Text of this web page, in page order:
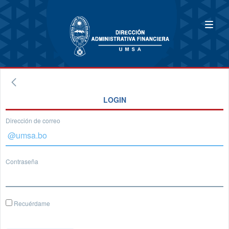
LOGIN
Dirección de correo
Contraseña
Recuérdame